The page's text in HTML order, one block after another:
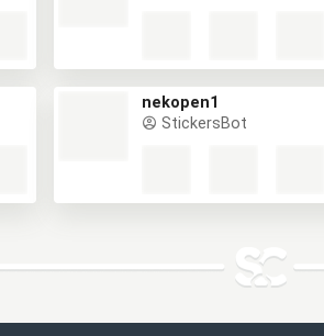
nekopen1
StickersBot